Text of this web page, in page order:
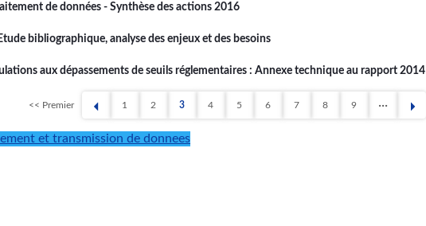
de données - Synthèse des actions 2016
bibliographique, analyse des enjeux et des besoins
aux dépassements de seuils réglementaires : Annexe technique au rapport 2014
Première
<< Premier
Page
1
Page
2
Page
3
Page
4
Page
5
Page
6
Page
7
Page
8
Page
9
et transmission de donnees